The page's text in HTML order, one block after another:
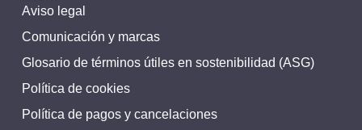
Aviso legal
Comunicación y marcas
Glosario de términos útiles en sostenibilidad (ASG)
Política de cookies
Política de pagos y cancelaciones